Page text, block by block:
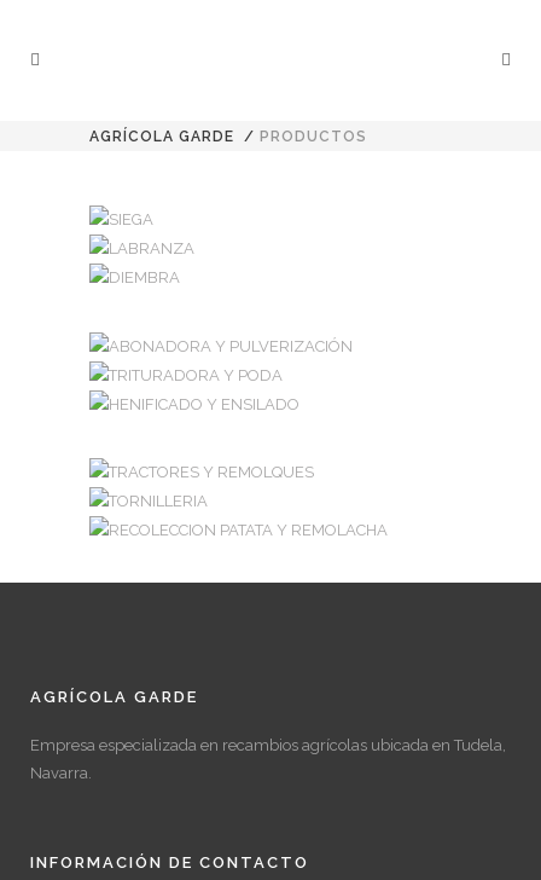
AGRÍCOLA GARDE / PRODUCTOS
AGRÍCOLA GARDE
Empresa especializada en recambios agrícolas ubicada en Tudela,
Navarra.
INFORMACIÓN DE CONTACTO